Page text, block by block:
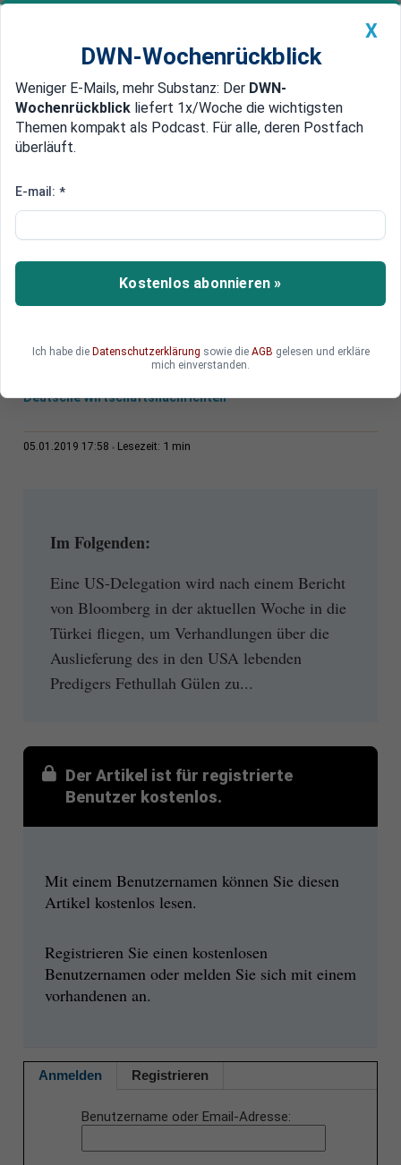
Newsticker MEIN DWN: Geldanlage Premium
Edelmetalle DWN-Magazin China
Treffen in Ankara
USA verhandeln mit Türkei über
Auslieferung Gülens
Eine US-Delegation fliegt in die Türkei, um
Deutsche Wirtschaftsnachrichten
05.01.2019 17:58 Lesezeit: 1 min
Im Folgenden:
Eine US-Delegation wird nach einem Bericht
von Bloomberg in der aktuellen Woche in die
Türkei fliegen, um Verhandlungen über die
Auslieferung des in den USA lebenden
Predigers Fethullah Gülen zu...
Der Artikel ist für registrierte
Benutzer kostenlos.
Mit einem Benutzernamen können Sie diesen
Artikel kostenlos lesen.
Registrieren Sie einen kostenlosen
Benutzernamen oder melden Sie sich mit einem
vorhandenen an.
Anmelden Registrieren
Benutzername oder Email-Adresse
X
DWN-Wochenrückblick
Weniger E-Mails, mehr Substanz: Der DWN-
Wochenrückblick liefert 1x/Woche die wichtigsten
Themen kompakt als Podcast. Für alle, deren Postfach
überläuft.
E-mail: *
Kostenlos abonnieren »
Ich habe die Datenschutzerklärung sowie die AGB gelesen und erkläre
mich einverstanden.